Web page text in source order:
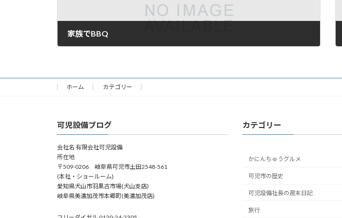
家族でBBQ
ホーム カテゴリー
可児設備ブログ
会社名 有限会社可児設備
所在地
〒509-0206 岐阜県可児市土田2548-561
(本社・ショールーム)
愛知県犬山市羽黒古市場(犬山支店)
岐阜県美濃加茂市本郷町(美濃加茂店)
カテゴリー
かにんちゅうグルメ
可児市の歴史
可児設備社長の週末日記
旅行